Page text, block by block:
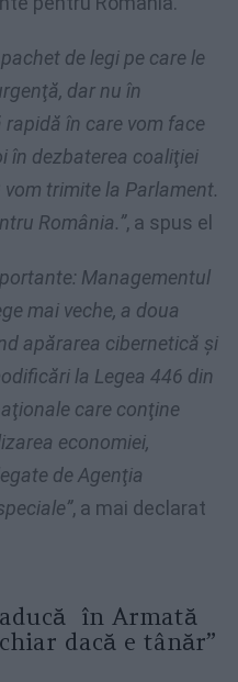
de legi pe care le
dar nu în
în care vom face
în dezbaterea coaliţiei
vom trimite la Parlament.
România.”, a spus el
Managementul
mai veche, a doua
apărarea cibernetică şi
la Legea 446 din
care conţine
economiei,
de Agenţia
, a mai declarat
în Armată
dacă e tânăr”